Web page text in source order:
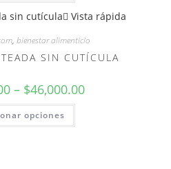
Vista rápida
, bienestar alimenticio
SIN CUTÍCULA
– $46,000.00
opciones